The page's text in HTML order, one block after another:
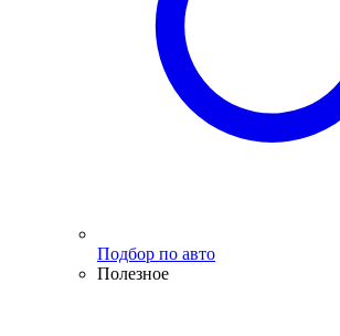
Подбор по авто
Полезное